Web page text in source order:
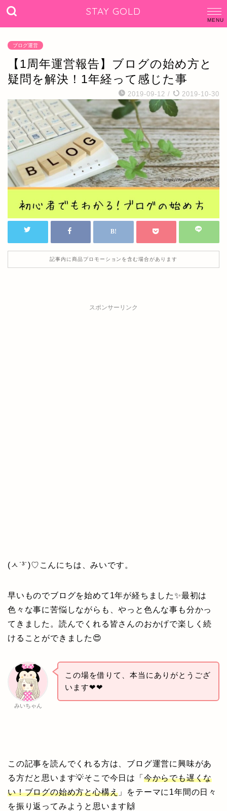
STAY GOLD
ブログ運営
【1周年運営報告】ブログの始め方と
疑問を解決！1年経って感じた事
2019-09-12 / 2019-10-30
記事内に商品プロモーションを含む場合があります
スポンサーリンク
(ㅅ˙³˙)♡こんにちは、みいです。
早いものでブログを始めて1年が経ちました✨最初は
色々な事に苦悩しながらも、やっと色んな事も分かっ
てきました。 読んでくれる皆さんのおかげで楽しく続
けることができました 😍
みいちゃん
この場を借りて、本当にありがとうござ
います❤❤
この記事を読んでくれる方は、ブログ運営に興味があ
る方だと思います💡そこで今日は「 今からでも遅くな
い！ブログの始め方と心構え 」をテーマに1年間の日々
を振り返ってみようと思います🙌